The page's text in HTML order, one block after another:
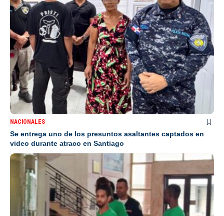
NACIONALES
Se entrega uno de los presuntos asaltantes captados en
video durante atraco en Santiago